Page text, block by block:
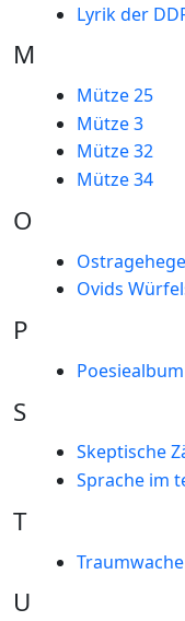
Lyrik der
M
Mütze 25
Mütze 3
Mütze 32
Mütze 34
O
Ovids
P
S
Skeptische
Sprache im
T
Traumwache
U